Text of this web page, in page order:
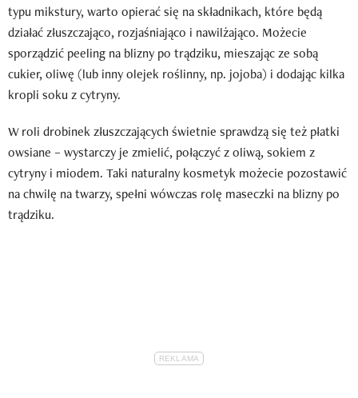
typu mikstury, warto opierać się na składnikach, które będą
działać złuszczająco, rozjaśniająco i nawilżająco. Możecie
sporządzić peeling na blizny po trądziku, mieszając ze sobą
cukier, oliwę (lub inny olejek roślinny, np. jojoba) i dodając kilka
kropli soku z cytryny.
W roli drobinek złuszczających świetnie sprawdzą się też płatki
owsiane – wystarczy je zmielić, połączyć z oliwą, sokiem z
cytryny i miodem. Taki naturalny kosmetyk możecie pozostawić
na chwilę na twarzy, spełni wówczas rolę maseczki na blizny po
trądziku.